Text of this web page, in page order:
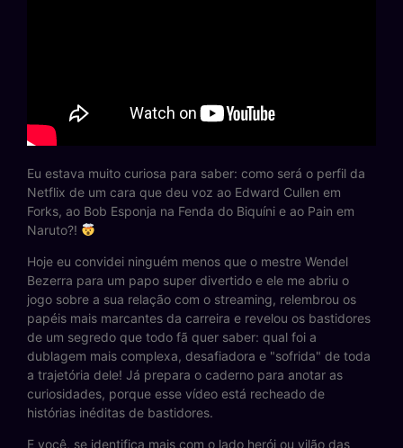
Eu estava muito curiosa para saber: como será o perfil da
Netflix de um cara que deu voz ao Edward Cullen em
Forks, ao Bob Esponja na Fenda do Biquíni e ao Pain em
Naruto?!
Hoje eu convidei ninguém menos que o mestre Wendel
Bezerra para um papo super divertido e ele me abriu o
jogo sobre a sua relação com o streaming, relembrou os
papéis mais marcantes da carreira e revelou os bastidores
de um segredo que todo fã quer saber: qual foi a
dublagem mais complexa, desafiadora e "sofrida" de toda
a trajetória dele! Já prepara o caderno para anotar as
curiosidades, porque esse vídeo está recheado de
histórias inéditas de bastidores.
E você, se identifica mais com o lado herói ou vilão das